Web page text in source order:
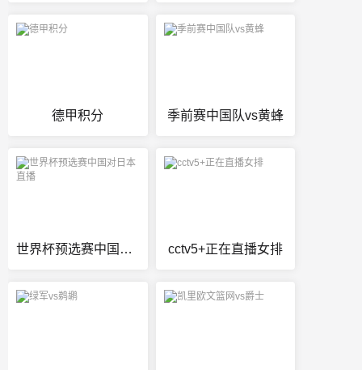
德甲积分 季前赛中国队vs黄蜂
世界杯预选赛中国对日本直播 cctv5+正在直播女排